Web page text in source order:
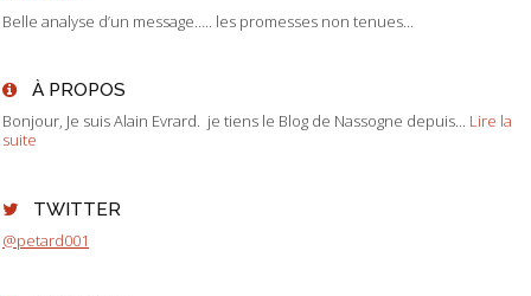
Belle analyse d’un message….. les promesses non tenues...
À PROPOS
Bonjour, Je suis Alain Evrard. je tiens le Blog de Nassogne depuis... Lire la
suite
TWITTER
@petard001